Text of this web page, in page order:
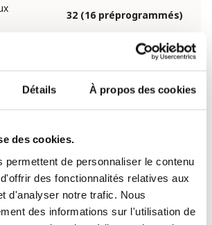
Détails À propos des cookies
des cookies.
permettent de personnaliser le contenu
des fonctionnalités relatives aux
d'analyser notre trafic. Nous
des informations sur l'utilisation de
32 (16 préprogrammés)
LPD
IPX4